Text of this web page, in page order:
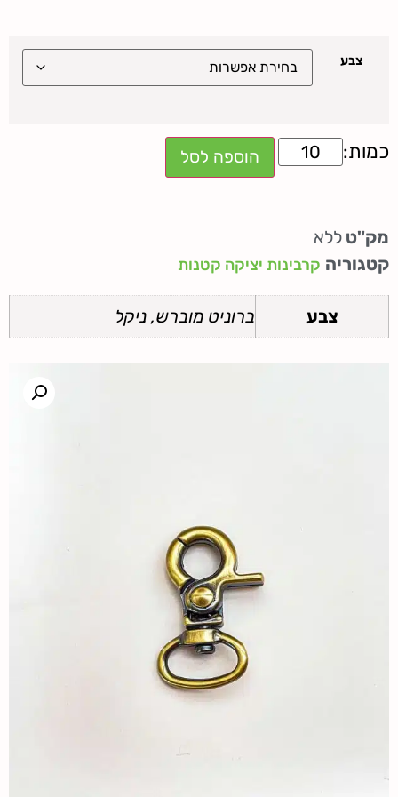
צבע
הוספה לסל
מק"ט ללא
קטגוריה קרבינות יציקה קטנות
צבע ברוניט מוברש, ניקל